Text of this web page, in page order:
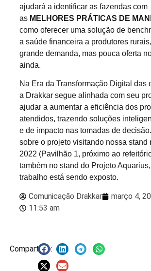
ajudará a identificar as fazendas com
as MELHORES PRÁTICAS DE
como oferecer uma solução de
a saúde financeira a produtores
grande demanda, mas pouca oferta
ainda.
Na Era da Transformação Digital das
a Drakkar segue alinhada com seu
ajudar a aumentar a eficiência dos
atendidos, trazendo soluções
e de impacto nas tomadas de
sobre o projeto visitando nossa stand
2022 (Pavilhão 1, próximo ao
também no stand do Projeto
trabalho está sendo exposto.
Comunicação Drakkar
março 4,
11:53 am
Compartilhe: